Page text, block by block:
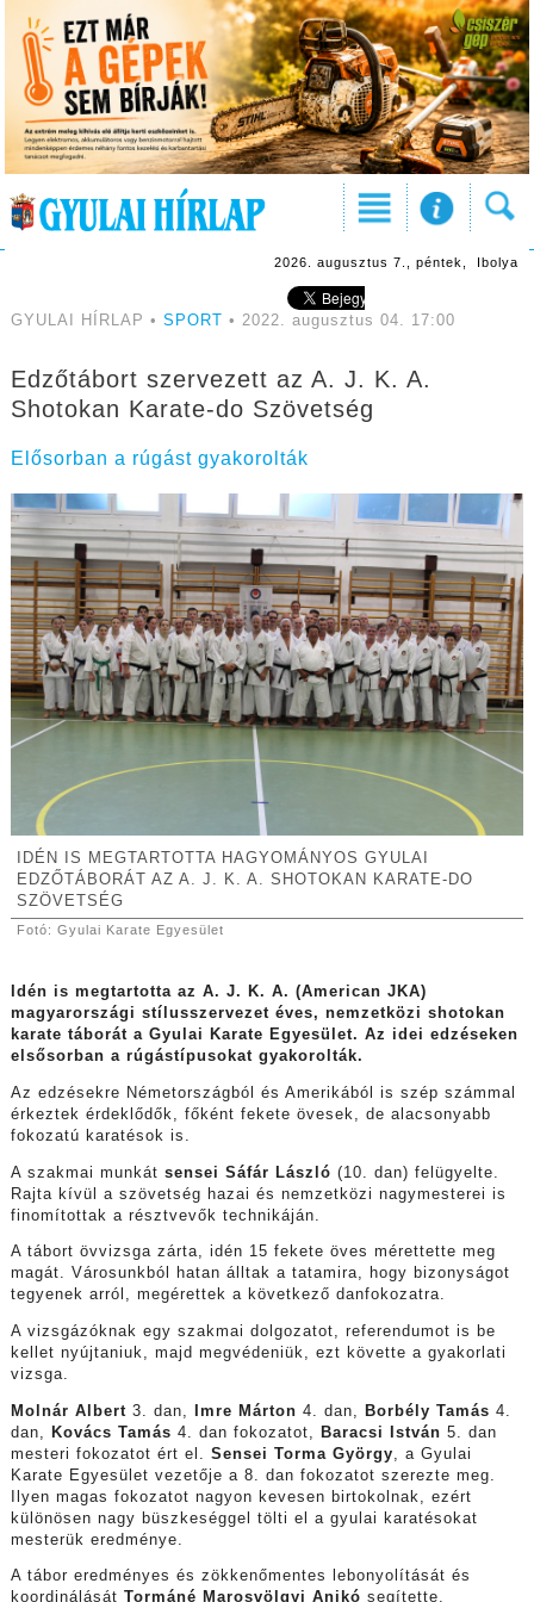
2026. augusztus 7., péntek, Ibolya
GYULAI HÍRLAP • SPORT • 2022. augusztus 04. 17:00
Edzőtábort szervezett az A. J. K. A.
Shotokan Karate-do Szövetség
Elősorban a rúgást gyakorolták
IDÉN IS MEGTARTOTTA HAGYOMÁNYOS GYULAI
EDZŐTÁBORÁT AZ A. J. K. A. SHOTOKAN KARATE-DO
SZÖVETSÉG
Fotó: Gyulai Karate Egyesület
Idén is megtartotta az A. J. K. A. (American JKA)
magyarországi stílusszervezet éves, nemzetközi shotokan
karate táborát a Gyulai Karate Egyesület. Az idei edzéseken
elsősorban a rúgástípusokat gyakorolták.
Az edzésekre Németországból és Amerikából is szép számmal
érkeztek érdeklődők, főként fekete övesek, de alacsonyabb
fokozatú karatésok is.
A szakmai munkát sensei Sáfár László (10. dan) felügyelte.
Rajta kívül a szövetség hazai és nemzetközi nagymesterei is
finomítottak a résztvevők technikáján.
A tábort övvizsga zárta, idén 15 fekete öves mérettette meg
magát. Városunkból hatan álltak a tatamira, hogy bizonyságot
tegyenek arról, megérettek a következő danfokozatra.
A vizsgázóknak egy szakmai dolgozatot, referendumot is be
kellet nyújtaniuk, majd megvédeniük, ezt követte a gyakorlati
vizsga.
Molnár Albert 3. dan, Imre Márton 4. dan, Borbély Tamás 4.
dan,
Kovács Tamás 4. dan fokozatot, Baracsi István 5. dan
mesteri fokozatot ért el. Sensei Torma György , a Gyulai
Karate Egyesület vezetője a 8. dan fokozatot szerezte meg.
Ilyen magas fokozatot nagyon kevesen birtokolnak, ezért
különösen nagy büszkeséggel tölti el a gyulai karatésokat
mesterük eredménye.
A tábor eredményes és zökkenőmentes lebonyolítását és
koordinálását Tormáné Marosvölgyi Anikó segítette.